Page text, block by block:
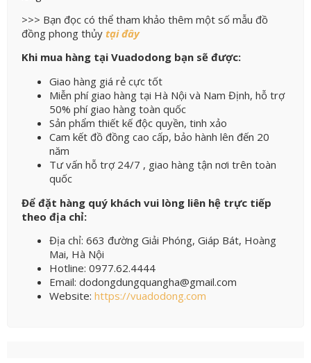
>>> Bạn đọc có thể tham khảo thêm một số mẫu đồ
đồng phong thủy tại đây
Khi mua hàng tại Vuadodong bạn sẽ được:
Giao hàng giá rẻ cực tốt
Miễn phí giao hàng tại Hà Nội và Nam Định, hỗ trợ
50% phí giao hàng toàn quốc
Sản phẩm thiết kế độc quyền, tinh xảo
Cam kết đồ đồng cao cấp, bảo hành lên đến 20
năm
Tư vấn hỗ trợ 24/7 , giao hàng tận nơi trên toàn
quốc
Để đặt hàng quý khách vui lòng liên hệ trực tiếp
theo địa chỉ:
Địa chỉ: 663 đường Giải Phóng, Giáp Bát, Hoàng
Mai, Hà Nội
Hotline: 0977.62.4444
Email: dodongdungquangha@gmail.com
Website: https://vuadodong.com